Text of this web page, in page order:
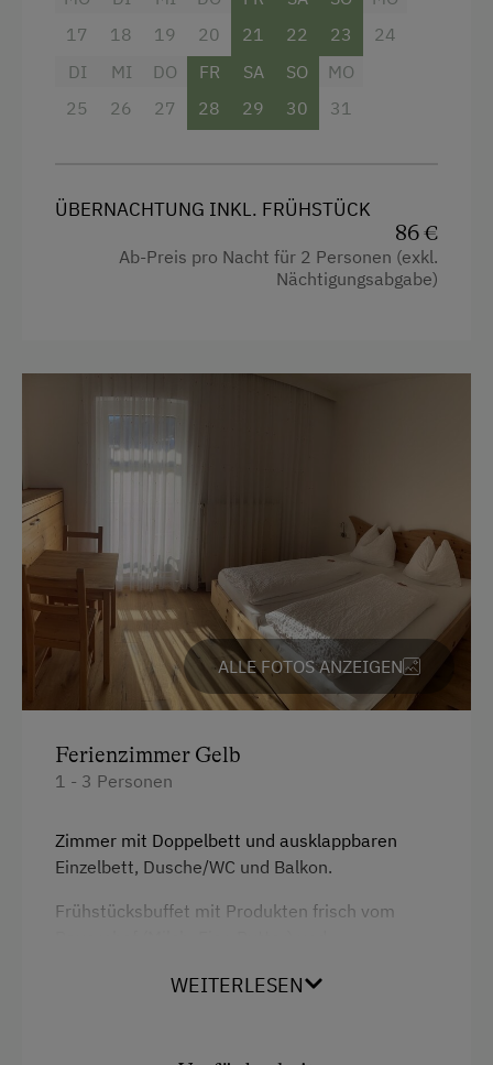
Haarföhn
Handtücher
17
18
19
20
21
22
23
24
DI
25
MI
26
DO
27
FR
28
SA
29
SO
30
MO
31
ÜBERNACHTUNG INKL. FRÜHSTÜCK
86 €
Ab-Preis pro Nacht für 2 Personen (exkl.
Nächtigungsabgabe)
ALLE FOTOS ANZEIGEN
Ferienzimmer Gelb
1 - 3 Personen
Zimmer mit Doppelbett und ausklappbaren
Einzelbett, Dusche/WC und Balkon.
Frühstücksbuffet mit Produkten frisch vom
WEITERLESEN